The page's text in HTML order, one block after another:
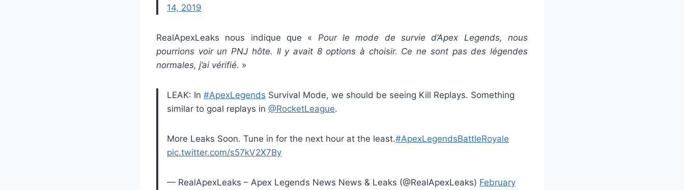
14, 2019
RealApexLeaks nous indique que « Pour le mode de survie d’Apex Legends, nous
pourrions voir un PNJ hôte. Il y avait 8 options à choisir. Ce ne sont pas des légendes
normales, j’ai vérifié. »
LEAK: In #ApexLegends Survival Mode, we should be seeing Kill Replays. Something
similar to goal replays in @RocketLeague.
More Leaks Soon. Tune in for the next hour at the least.#ApexLegendsBattleRoyale
pic.twitter.com/s57kV2X7By
— RealApexLeaks – Apex Legends News News & Leaks (@RealApexLeaks) February